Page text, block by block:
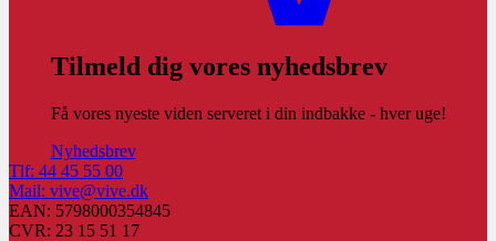
Tilmeld dig vores nyhedsbrev
Få vores nyeste viden serveret i din indbakke - hver uge!
Nyhedsbrev
Tlf: 44 45 55 00
Mail: vive@vive.dk
EAN: 5798000354845
CVR: 23 15 51 17